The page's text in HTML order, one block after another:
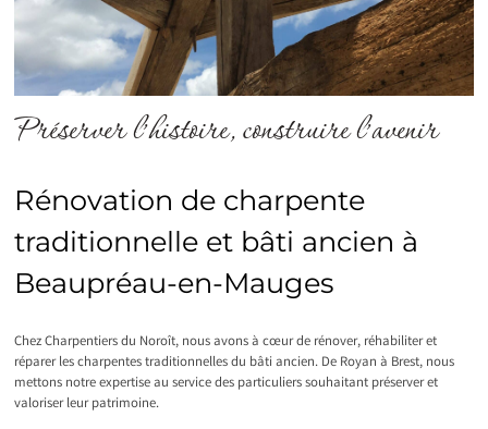
Préserver l’histoire, construire l’avenir
Rénovation de charpente
traditionnelle et bâti ancien à
Beaupréau-en-Mauges
Chez Charpentiers du Noroît, nous avons à cœur de rénover, réhabiliter et
réparer les charpentes traditionnelles du bâti ancien. De Royan à Brest, nous
mettons notre expertise au service des particuliers souhaitant préserver et
valoriser leur patrimoine.